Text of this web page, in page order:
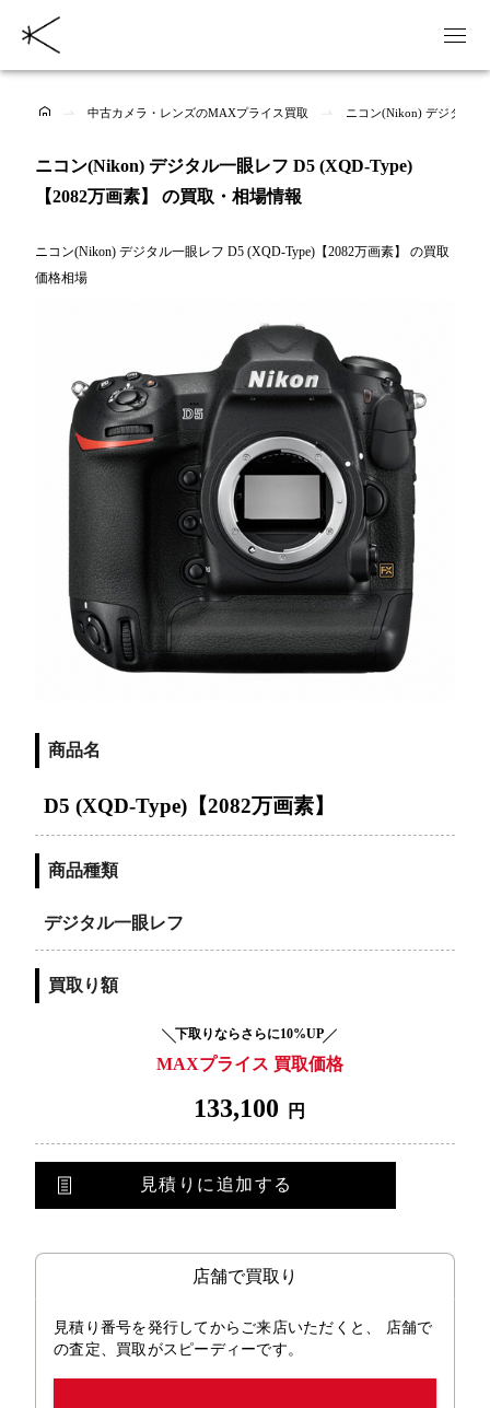
中古カメラ・レンズのMAXプライス買取 ニコン(Nikon) デジタル
ニコン(Nikon) デジタル一眼レフ D5 (XQD-Type)
【2082万画素】 の買取・相場情報
ニコン(Nikon) デジタル一眼レフ D5 (XQD-Type)【2082万画素】 の買取
価格相場
商品名
D5 (XQD-Type)【2082万画素】
商品種類
デジタル一眼レフ
買取り額
下取りならさらに10%UP
MAXプライス 買取価格
133,100 円
見積りに追加する
店舗で買取り
見積り番号を発行してからご来店いただくと、 店舗で
の査定、買取がスピーディーです。